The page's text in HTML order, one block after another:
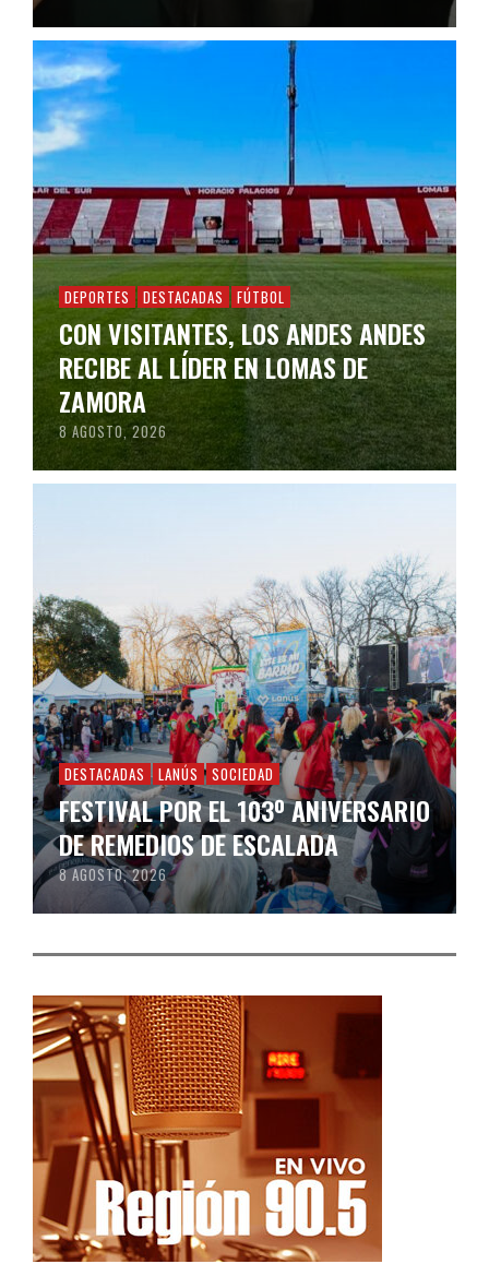
DEPORTES DESTACADAS FÚTBOL
CON VISITANTES, LOS ANDES ANDES
RECIBE AL LÍDER EN LOMAS DE
ZAMORA
8 AGOSTO, 2026
DESTACADAS LANÚS SOCIEDAD
FESTIVAL POR EL 103º ANIVERSARIO
DE REMEDIOS DE ESCALADA
8 AGOSTO, 2026